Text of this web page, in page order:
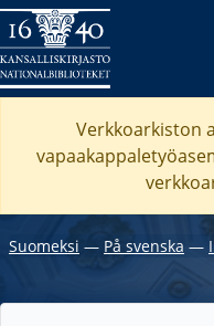
Verkkoarkiston
Suomeksi ― På svenska ―